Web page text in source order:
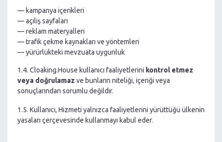
— kampanya içerikleri
— açılış sayfaları
— reklam materyalleri
— trafik çekme kaynakları ve yöntemleri
— yürürlükteki mevzuata uygunluk
1.4. Cloaking.House kullanıcı faaliyetlerini kontrol etmez
veya doğrulamaz ve bunların niteliği, içeriği veya
sonuçlarından sorumlu değildir.
1.5. Kullanıcı, Hizmeti yalnızca faaliyetlerini yürüttüğü ülkenin
yasaları çerçevesinde kullanmayı kabul eder.